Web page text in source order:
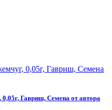
Гавриш, Семена от автора